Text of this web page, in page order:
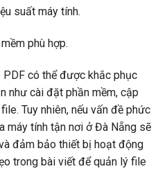
suất máy tính.
phù hợp.
có thể được khắc phục
như cài đặt phần mềm, cập
Tuy nhiên, nếu vấn đề phức
máy tính tận nơi ở Đà Nẵng sẽ
đảm bảo thiết bị hoạt động
trong bài viết để quản lý file